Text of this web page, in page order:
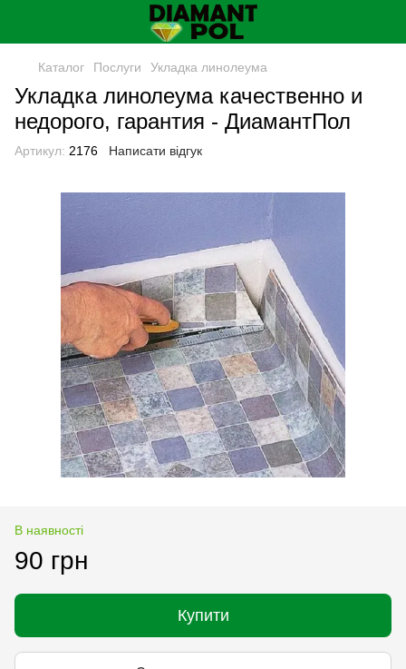
Каталог Послуги Укладка линолеума
Укладка линолеума качественно и
недорого, гарантия - ДиамантПол
Артикул: 2176 Написати відгук
В наявності
90 грн
Купити